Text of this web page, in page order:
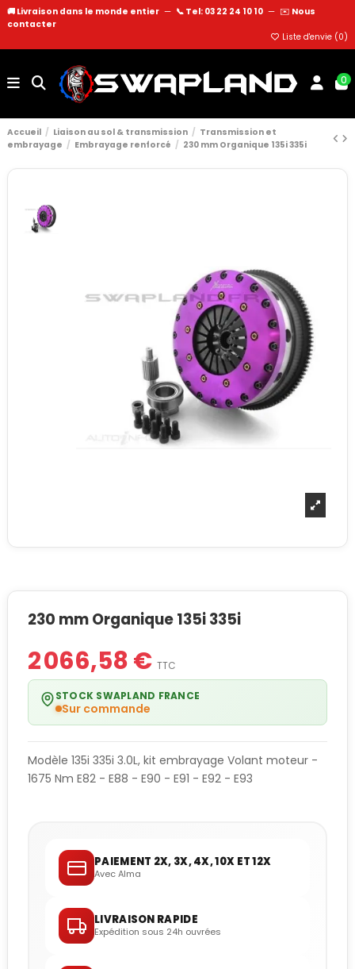
🚚 Livraison dans le monde entier — 📞 Tel: 03 22 24 10 10 — ✉️ Nous
contacter
Liste d'envie (0)
0
Accueil Liaison au sol & transmission
Transmission et
embrayage
Embrayage renforcé 230 mm Organique 135i 335i
230 mm Organique 135i 335i
2 066,58 € TTC
STOCK SWAPLAND FRANCE
Sur commande
Modèle 135i 335i 3.0L, kit embrayage Volant moteur -
1675 Nm E82 - E88 - E90 - E91 - E92 - E93
PAIEMENT 2X, 3X, 4X, 10X ET 12X
Avec Alma
LIVRAISON RAPIDE
Expédition sous 24h ouvrées